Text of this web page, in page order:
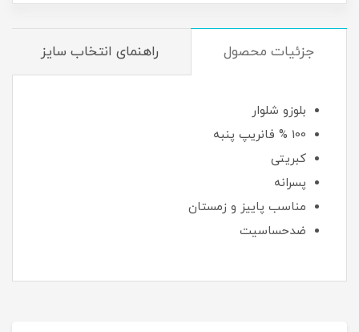
جزئیات محصول راهنمای انتخاب سایز
بلوزو شلوار
100 % فانریپ پنبه
کبریتی
پسرانه
مناسب پاییز و زمستان
ضدحساسیت